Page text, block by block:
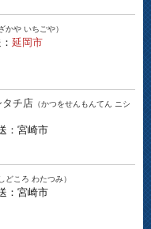
かや いちごや）
延岡市
チ店 （かつをせんもんてん ニシ
：宮崎市
どころ わたつみ）
：宮崎市